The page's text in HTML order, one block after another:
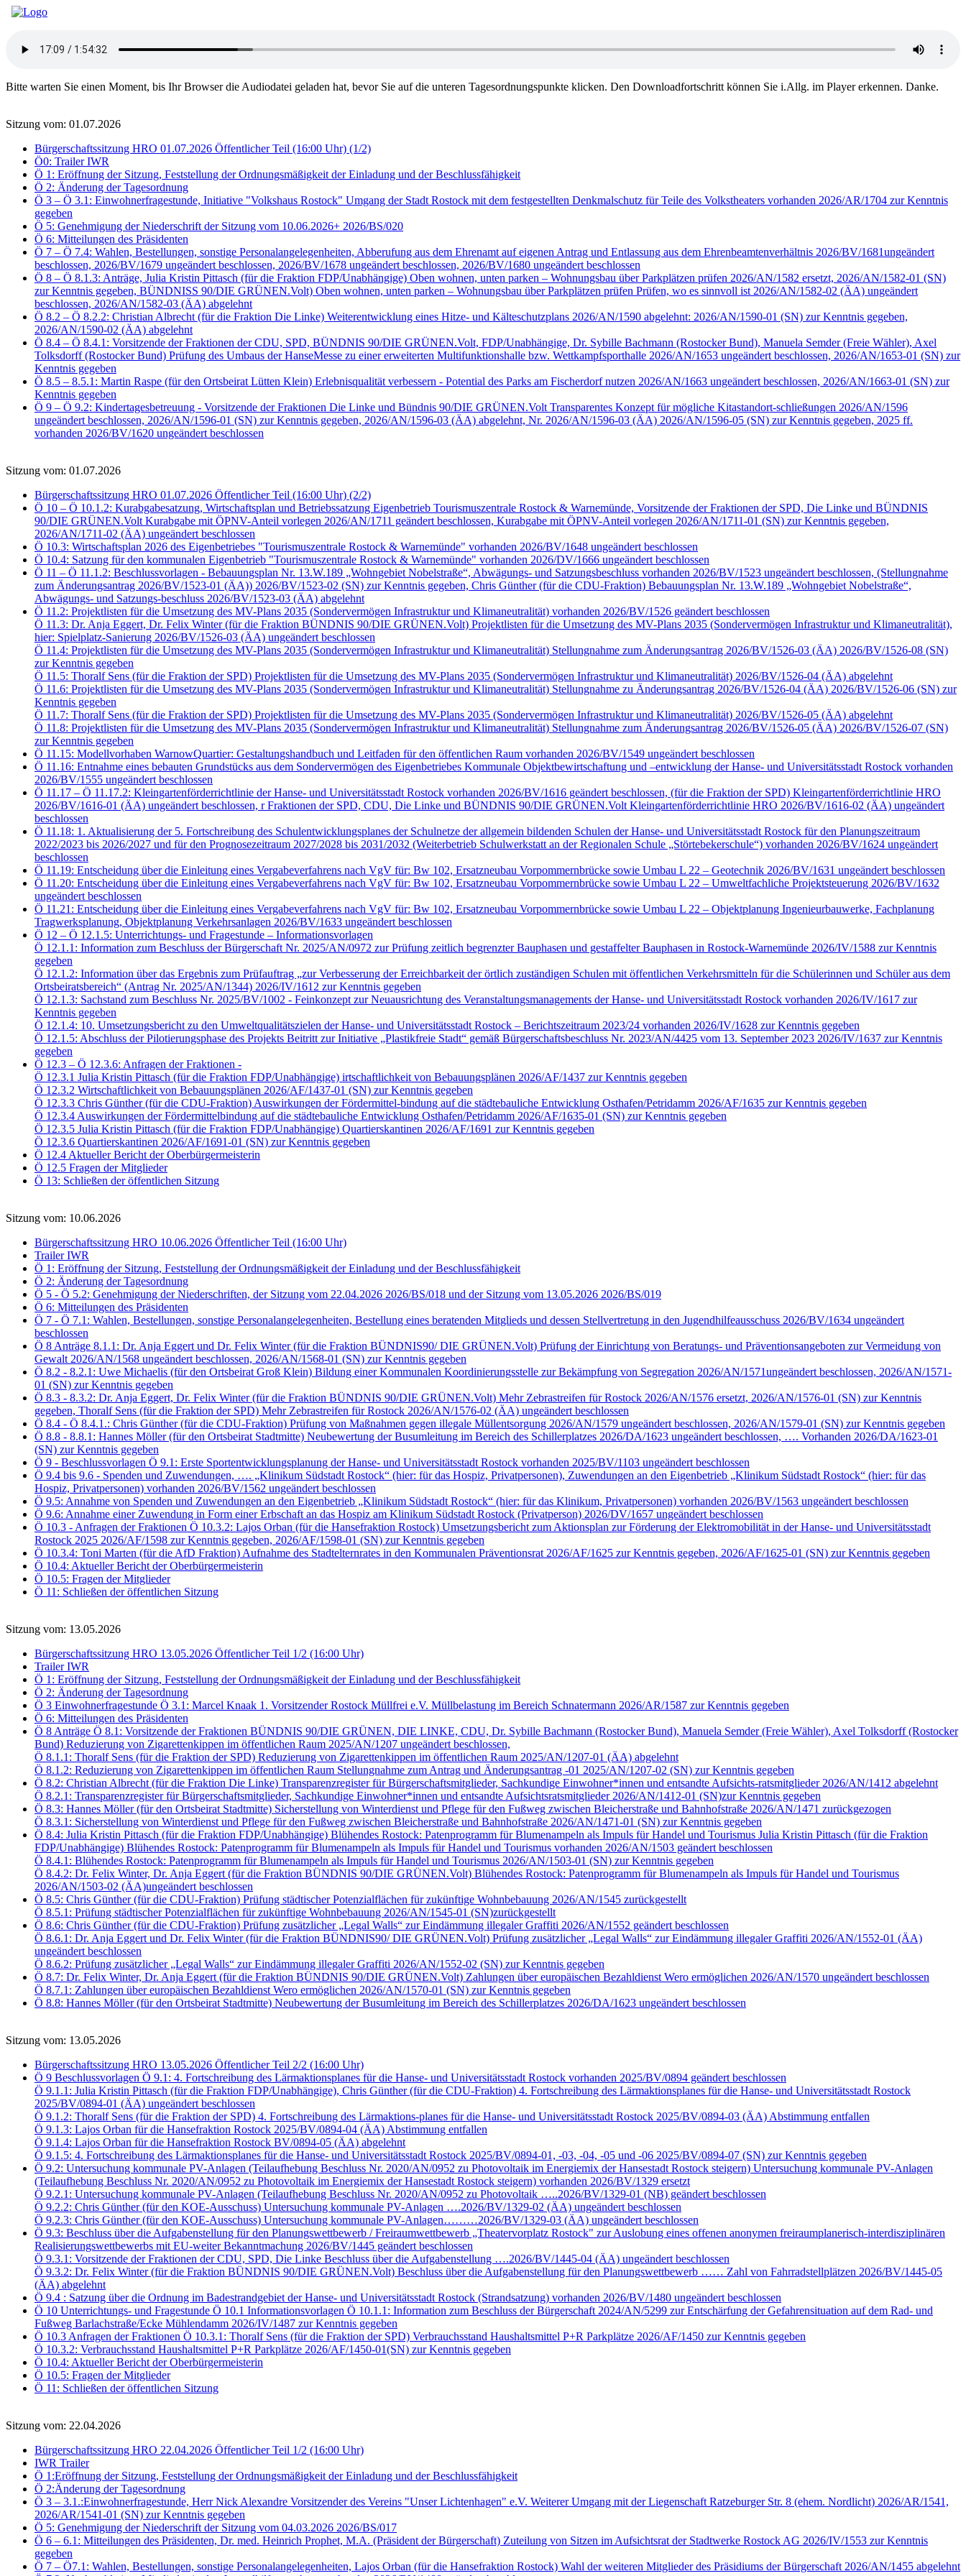
Bitte warten Sie einen Moment, bis Ihr Browser die Audiodatei geladen hat, bevor Sie auf die unteren Tagesordnungspunkte klicken. Den Downloadfortschritt können Sie i.Allg. im Player erkennen. Danke.
Sitzung vom: 01.07.2026
Bürgerschaftssitzung HRO 01.07.2026 Öffentlicher Teil (16:00 Uhr) (1/2)
Ö0: Trailer IWR
Ö 1: Eröffnung der Sitzung, Feststellung der Ordnungsmäßigkeit der Einladung und der Beschlussfähigkeit
Ö 2: Änderung der Tagesordnung
Ö 3 – Ö 3.1: Einwohnerfragestunde, Initiative "Volkshaus Rostock" Umgang der Stadt Rostock mit dem festgestellten Denkmalschutz für Teile des Volkstheaters vorhanden 2026/AR/1704 zur Kenntnis
gegeben
Ö 5: Genehmigung der Niederschrift der Sitzung vom 10.06.2026+ 2026/BS/020
Ö 6: Mitteilungen des Präsidenten
Ö 7 – Ö 7.4: Wahlen, Bestellungen, sonstige Personalangelegenheiten, Abberufung aus dem Ehrenamt auf eigenen Antrag und Entlassung aus dem Ehrenbeamtenverhältnis 2026/BV/1681ungeändert
beschlossen, 2026/BV/1679 ungeändert beschlossen, 2026/BV/1678 ungeändert beschlossen, 2026/BV/1680 ungeändert beschlossen
Ö 8 – Ö 8.1.3: Anträge, Julia Kristin Pittasch (für die Fraktion FDP/Unabhängige) Oben wohnen, unten parken – Wohnungsbau über Parkplätzen prüfen 2026/AN/1582 ersetzt, 2026/AN/1582-01 (SN)
zur Kenntnis gegeben, BÜNDNISS 90/DIE GRÜNEN.Volt) Oben wohnen, unten parken – Wohnungsbau über Parkplätzen prüfen Prüfen, wo es sinnvoll ist 2026/AN/1582-02 (ÄA) ungeändert
beschlossen, 2026/AN/1582-03 (ÄA) abgelehnt
Ö 8.2 – Ö 8.2.2: Christian Albrecht (für die Fraktion Die Linke) Weiterentwicklung eines Hitze- und Kälteschutzplans 2026/AN/1590 abgelehnt: 2026/AN/1590-01 (SN) zur Kenntnis gegeben,
2026/AN/1590-02 (ÄA) abgelehnt
Ö 8.4 – Ö 8.4.1: Vorsitzende der Fraktionen der CDU, SPD, BÜNDNIS 90/DIE GRÜNEN.Volt, FDP/Unabhängige, Dr. Sybille Bachmann (Rostocker Bund), Manuela Semder (Freie Wähler), Axel
Tolksdorff (Rostocker Bund) Prüfung des Umbaus der HanseMesse zu einer erweiterten Multifunktionshalle bzw. Wettkampfsporthalle 2026/AN/1653 ungeändert beschlossen, 2026/AN/1653-01 (SN) zur
Kenntnis gegeben
Ö 8.5 – 8.5.1: Martin Raspe (für den Ortsbeirat Lütten Klein) Erlebnisqualität verbessern - Potential des Parks am Fischerdorf nutzen 2026/AN/1663 ungeändert beschlossen, 2026/AN/1663-01 (SN) zur
Kenntnis gegeben
Ö 9 – Ö 9.2: Kindertagesbetreuung - Vorsitzende der Fraktionen Die Linke und Bündnis 90/DIE GRÜNEN.Volt Transparentes Konzept für mögliche Kitastandort-schließungen 2026/AN/1596
ungeändert beschlossen, 2026/AN/1596-01 (SN) zur Kenntnis gegeben, 2026/AN/1596-03 (ÄA) abgelehnt, Nr. 2026/AN/1596-03 (ÄA) 2026/AN/1596-05 (SN) zur Kenntnis gegeben, 2025 ff.
vorhanden 2026/BV/1620 ungeändert beschlossen
Sitzung vom: 01.07.2026
Bürgerschaftssitzung HRO 01.07.2026 Öffentlicher Teil (16:00 Uhr) (2/2)
Ö 10 – Ö 10.1.2: Kurabgabesatzung, Wirtschaftsplan und Betriebssatzung Eigenbetrieb Tourismuszentrale Rostock & Warnemünde, Vorsitzende der Fraktionen der SPD, Die Linke und BÜNDNIS
90/DIE GRÜNEN.Volt Kurabgabe mit ÖPNV-Anteil vorlegen 2026/AN/1711 geändert beschlossen, Kurabgabe mit ÖPNV-Anteil vorlegen 2026/AN/1711-01 (SN) zur Kenntnis gegeben,
2026/AN/1711-02 (ÄA) ungeändert beschlossen
Ö 10.3: Wirtschaftsplan 2026 des Eigenbetriebes "Tourismuszentrale Rostock & Warnemünde" vorhanden 2026/BV/1648 ungeändert beschlossen
Ö 10.4: Satzung für den kommunalen Eigenbetrieb "Tourismuszentrale Rostock & Warnemünde" vorhanden 2026/DV/1666 ungeändert beschlossen
Ö 11 – Ö 11.1.2: Beschlussvorlagen - Bebauungsplan Nr. 13.W.189 „Wohngebiet Nobelstraße“, Abwägungs- und Satzungsbeschluss vorhanden 2026/BV/1523 ungeändert beschlossen, (Stellungnahme
zum Änderungsantrag 2026/BV/1523-01 (ÄA)) 2026/BV/1523-02 (SN) zur Kenntnis gegeben, Chris Günther (für die CDU-Fraktion) Bebauungsplan Nr. 13.W.189 „Wohngebiet Nobelstraße“,
Abwägungs- und Satzungs-beschluss 2026/BV/1523-03 (ÄA) abgelehnt
Ö 11.2: Projektlisten für die Umsetzung des MV-Plans 2035 (Sondervermögen Infrastruktur und Klimaneutralität) vorhanden 2026/BV/1526 geändert beschlossen
Ö 11.3: Dr. Anja Eggert, Dr. Felix Winter (für die Fraktion BÜNDNIS 90/DIE GRÜNEN.Volt) Projektlisten für die Umsetzung des MV-Plans 2035 (Sondervermögen Infrastruktur und Klimaneutralität),
hier: Spielplatz-Sanierung 2026/BV/1526-03 (ÄA) ungeändert beschlossen
Ö 11.4: Projektlisten für die Umsetzung des MV-Plans 2035 (Sondervermögen Infrastruktur und Klimaneutralität) Stellungnahme zum Änderungsantrag 2026/BV/1526-03 (ÄA) 2026/BV/1526-08 (SN)
zur Kenntnis gegeben
Ö 11.5: Thoralf Sens (für die Fraktion der SPD) Projektlisten für die Umsetzung des MV-Plans 2035 (Sondervermögen Infrastruktur und Klimaneutralität) 2026/BV/1526-04 (ÄA) abgelehnt
Ö 11.6: Projektlisten für die Umsetzung des MV-Plans 2035 (Sondervermögen Infrastruktur und Klimaneutralität) Stellungnahme zu Änderungsantrag 2026/BV/1526-04 (ÄA) 2026/BV/1526-06 (SN) zur
Kenntnis gegeben
Ö 11.7: Thoralf Sens (für die Fraktion der SPD) Projektlisten für die Umsetzung des MV-Plans 2035 (Sondervermögen Infrastruktur und Klimaneutralität) 2026/BV/1526-05 (ÄA) abgelehnt
Ö 11.8: Projektlisten für die Umsetzung des MV-Plans 2035 (Sondervermögen Infrastruktur und Klimaneutralität) Stellungnahme zum Änderungsantrag 2026/BV/1526-05 (ÄA) 2026/BV/1526-07 (SN)
zur Kenntnis gegeben
Ö 11.15: Modellvorhaben WarnowQuartier: Gestaltungshandbuch und Leitfaden für den öffentlichen Raum vorhanden 2026/BV/1549 ungeändert beschlossen
Ö 11.16: Entnahme eines bebauten Grundstücks aus dem Sondervermögen des Eigenbetriebes Kommunale Objektbewirtschaftung und –entwicklung der Hanse- und Universitätsstadt Rostock vorhanden
2026/BV/1555 ungeändert beschlossen
Ö 11.17 – Ö 11.17.2: Kleingartenförderrichtlinie der Hanse- und Universitätsstadt Rostock vorhanden 2026/BV/1616 geändert beschlossen, (für die Fraktion der SPD) Kleingartenförderrichtlinie HRO
2026/BV/1616-01 (ÄA) ungeändert beschlossen, r Fraktionen der SPD, CDU, Die Linke und BÜNDNIS 90/DIE GRÜNEN.Volt Kleingartenförderrichtlinie HRO 2026/BV/1616-02 (ÄA) ungeändert
beschlossen
Ö 11.18: 1. Aktualisierung der 5. Fortschreibung des Schulentwicklungsplanes der Schulnetze der allgemein bildenden Schulen der Hanse- und Universitätsstadt Rostock für den Planungszeitraum
2022/2023 bis 2026/2027 und für den Prognosezeitraum 2027/2028 bis 2031/2032 (Weiterbetrieb Schulwerkstatt an der Regionalen Schule „Störtebekerschule“) vorhanden 2026/BV/1624 ungeändert
beschlossen
Ö 11.19: Entscheidung über die Einleitung eines Vergabeverfahrens nach VgV für: Bw 102, Ersatzneubau Vorpommernbrücke sowie Umbau L 22 – Geotechnik 2026/BV/1631 ungeändert beschlossen
Ö 11.20: Entscheidung über die Einleitung eines Vergabeverfahrens nach VgV für: Bw 102, Ersatzneubau Vorpommernbrücke sowie Umbau L 22 – Umweltfachliche Projektsteuerung 2026/BV/1632
ungeändert beschlossen
Ö 11.21: Entscheidung über die Einleitung eines Vergabeverfahrens nach VgV für: Bw 102, Ersatzneubau Vorpommernbrücke sowie Umbau L 22 – Objektplanung Ingenieurbauwerke, Fachplanung
Tragwerksplanung, Objektplanung Verkehrsanlagen 2026/BV/1633 ungeändert beschlossen
Ö 12 – Ö 12.1.5: Unterrichtungs- und Fragestunde – Informationsvorlagen
Ö 12.1.1: Information zum Beschluss der Bürgerschaft Nr. 2025/AN/0972 zur Prüfung zeitlich begrenzter Bauphasen und gestaffelter Bauphasen in Rostock-Warnemünde 2026/IV/1588 zur Kenntnis
gegeben
Ö 12.1.2: Information über das Ergebnis zum Prüfauftrag „zur Verbesserung der Erreichbarkeit der örtlich zuständigen Schulen mit öffentlichen Verkehrsmitteln für die Schülerinnen und Schüler aus dem
Ortsbeiratsbereich“ (Antrag Nr. 2025/AN/1344) 2026/IV/1612 zur Kenntnis gegeben
Ö 12.1.3: Sachstand zum Beschluss Nr. 2025/BV/1002 - Feinkonzept zur Neuausrichtung des Veranstaltungsmanagements der Hanse- und Universitätsstadt Rostock vorhanden 2026/IV/1617 zur
Kenntnis gegeben
Ö 12.1.4: 10. Umsetzungsbericht zu den Umweltqualitätszielen der Hanse- und Universitätsstadt Rostock – Berichtszeitraum 2023/24 vorhanden 2026/IV/1628 zur Kenntnis gegeben
Ö 12.1.5: Abschluss der Pilotierungsphase des Projekts Beitritt zur Initiative „Plastikfreie Stadt“ gemäß Bürgerschaftsbeschluss Nr. 2023/AN/4425 vom 13. September 2023 2026/IV/1637 zur Kenntnis
gegeben
Ö 12.3 – Ö 12.3.6: Anfragen der Fraktionen -
Ö 12.3.1 Julia Kristin Pittasch (für die Fraktion FDP/Unabhängige) irtschaftlichkeit von Bebauungsplänen 2026/AF/1437 zur Kenntnis gegeben
Ö 12.3.2 Wirtschaftlichkeit von Bebauungsplänen 2026/AF/1437-01 (SN) zur Kenntnis gegeben
Ö 12.3.3 Chris Günther (für die CDU-Fraktion) Auswirkungen der Fördermittel-bindung auf die städtebauliche Entwicklung Osthafen/Petridamm 2026/AF/1635 zur Kenntnis gegeben
Ö 12.3.4 Auswirkungen der Fördermittelbindung auf die städtebauliche Entwicklung Osthafen/Petridamm 2026/AF/1635-01 (SN) zur Kenntnis gegeben
Ö 12.3.5 Julia Kristin Pittasch (für die Fraktion FDP/Unabhängige) Quartierskantinen 2026/AF/1691 zur Kenntnis gegeben
Ö 12.3.6 Quartierskantinen 2026/AF/1691-01 (SN) zur Kenntnis gegeben
Ö 12.4 Aktueller Bericht der Oberbürgermeisterin
Ö 12.5 Fragen der Mitglieder
Ö 13: Schließen der öffentlichen Sitzung
Sitzung vom: 10.06.2026
Bürgerschaftssitzung HRO 10.06.2026 Öffentlicher Teil (16:00 Uhr)
Trailer IWR
Ö 1: Eröffnung der Sitzung, Feststellung der Ordnungsmäßigkeit der Einladung und der Beschlussfähigkeit
Ö 2: Änderung der Tagesordnung
Ö 5 - Ö 5.2: Genehmigung der Niederschriften, der Sitzung vom 22.04.2026 2026/BS/018 und der Sitzung vom 13.05.2026 2026/BS/019
Ö 6: Mitteilungen des Präsidenten
Ö 7 - Ö 7.1: Wahlen, Bestellungen, sonstige Personalangelegenheiten, Bestellung eines beratenden Mitglieds und dessen Stellvertretung in den Jugendhilfeausschuss 2026/BV/1634 ungeändert
beschlossen
Ö 8 Anträge 8.1.1: Dr. Anja Eggert und Dr. Felix Winter (für die Fraktion BÜNDNIS90/ DIE GRÜNEN.Volt) Prüfung der Einrichtung von Beratungs- und Präventionsangeboten zur Vermeidung von
Gewalt 2026/AN/1568 ungeändert beschlossen, 2026/AN/1568-01 (SN) zur Kenntnis gegeben
Ö 8.2 - 8.2.1: Uwe Michaelis (für den Ortsbeirat Groß Klein) Bildung einer Kommunalen Koordinierungsstelle zur Bekämpfung von Segregation 2026/AN/1571ungeändert beschlossen, 2026/AN/1571-
01 (SN) zur Kenntnis gegeben
Ö 8.3 - 8.3.2: Dr. Anja Eggert, Dr. Felix Winter (für die Fraktion BÜNDNIS 90/DIE GRÜNEN.Volt) Mehr Zebrastreifen für Rostock 2026/AN/1576 ersetzt, 2026/AN/1576-01 (SN) zur Kenntnis
gegeben, Thoralf Sens (für die Fraktion der SPD) Mehr Zebrastreifen für Rostock 2026/AN/1576-02 (ÄA) ungeändert beschlossen
Ö 8.4 - Ö 8.4.1.: Chris Günther (für die CDU-Fraktion) Prüfung von Maßnahmen gegen illegale Müllentsorgung 2026/AN/1579 ungeändert beschlossen, 2026/AN/1579-01 (SN) zur Kenntnis gegeben
Ö 8.8 - 8.8.1: Hannes Möller (für den Ortsbeirat Stadtmitte) Neubewertung der Busumleitung im Bereich des Schillerplatzes 2026/DA/1623 ungeändert beschlossen, …. Vorhanden 2026/DA/1623-01
(SN) zur Kenntnis gegeben
Ö 9 - Beschlussvorlagen Ö 9.1: Erste Sportentwicklungsplanung der Hanse- und Universitätsstadt Rostock vorhanden 2025/BV/1103 ungeändert beschlossen
Ö 9.4 bis 9.6 - Spenden und Zuwendungen, …. „Klinikum Südstadt Rostock“ (hier: für das Hospiz, Privatpersonen), Zuwendungen an den Eigenbetrieb „Klinikum Südstadt Rostock“ (hier: für das
Hospiz, Privatpersonen) vorhanden 2026/BV/1562 ungeändert beschlossen
Ö 9.5: Annahme von Spenden und Zuwendungen an den Eigenbetrieb „Klinikum Südstadt Rostock“ (hier: für das Klinikum, Privatpersonen) vorhanden 2026/BV/1563 ungeändert beschlossen
Ö 9.6: Annahme einer Zuwendung in Form einer Erbschaft an das Hospiz am Klinikum Südstadt Rostock (Privatperson) 2026/DV/1657 ungeändert beschlossen
Ö 10.3 - Anfragen der Fraktionen Ö 10.3.2: Lajos Orban (für die Hansefraktion Rostock) Umsetzungsbericht zum Aktionsplan zur Förderung der Elektromobilität in der Hanse- und Universitätsstadt
Rostock 2025 2026/AF/1598 zur Kenntnis gegeben, 2026/AF/1598-01 (SN) zur Kenntnis gegeben
Ö 10.3.4: Toni Marten (für die AfD Fraktion) Aufnahme des Stadtelternrates in den Kommunalen Präventionsrat 2026/AF/1625 zur Kenntnis gegeben, 2026/AF/1625-01 (SN) zur Kenntnis gegeben
Ö 10.4: Aktueller Bericht der Oberbürgermeisterin
Ö 10.5: Fragen der Mitglieder
Ö 11: Schließen der öffentlichen Sitzung
Sitzung vom: 13.05.2026
Bürgerschaftssitzung HRO 13.05.2026 Öffentlicher Teil 1/2 (16:00 Uhr)
Trailer IWR
Ö 1: Eröffnung der Sitzung, Feststellung der Ordnungsmäßigkeit der Einladung und der Beschlussfähigkeit
Ö 2: Änderung der Tagesordnung
Ö 3 Einwohnerfragestunde Ö 3.1: Marcel Knaak 1. Vorsitzender Rostock Müllfrei e.V. Müllbelastung im Bereich Schnatermann 2026/AR/1587 zur Kenntnis gegeben
Ö 6: Mitteilungen des Präsidenten
Ö 8 Anträge Ö 8.1: Vorsitzende der Fraktionen BÜNDNIS 90/DIE GRÜNEN, DIE LINKE, CDU, Dr. Sybille Bachmann (Rostocker Bund), Manuela Semder (Freie Wähler), Axel Tolksdorff (Rostocker
Bund) Reduzierung von Zigarettenkippen im öffentlichen Raum 2025/AN/1207 ungeändert beschlossen,
Ö 8.1.1: Thoralf Sens (für die Fraktion der SPD) Reduzierung von Zigarettenkippen im öffentlichen Raum 2025/AN/1207-01 (ÄA) abgelehnt
Ö 8.1.2: Reduzierung von Zigarettenkippen im öffentlichen Raum Stellungnahme zum Antrag und Änderungsantrag -01 2025/AN/1207-02 (SN) zur Kenntnis gegeben
Ö 8.2: Christian Albrecht (für die Fraktion Die Linke) Transparenzregister für Bürgerschaftsmitglieder, Sachkundige Einwohner*innen und entsandte Aufsichts-ratsmitglieder 2026/AN/1412 abgelehnt
Ö 8.2.1: Transparenzregister für Bürgerschaftsmitglieder, Sachkundige Einwohner*innen und entsandte Aufsichtsratsmitglieder 2026/AN/1412-01 (SN)zur Kenntnis gegeben
Ö 8.3: Hannes Möller (für den Ortsbeirat Stadtmitte) Sicherstellung von Winterdienst und Pflege für den Fußweg zwischen Bleicherstraße und Bahnhofstraße 2026/AN/1471 zurückgezogen
Ö 8.3.1: Sicherstellung von Winterdienst und Pflege für den Fußweg zwischen Bleicherstraße und Bahnhofstraße 2026/AN/1471-01 (SN) zur Kenntnis gegeben
Ö 8.4: Julia Kristin Pittasch (für die Fraktion FDP/Unabhängige) Blühendes Rostock: Patenprogramm für Blumenampeln als Impuls für Handel und Tourismus Julia Kristin Pittasch (für die Fraktion
FDP/Unabhängige) Blühendes Rostock: Patenprogramm für Blumenampeln als Impuls für Handel und Tourismus vorhanden 2026/AN/1503 geändert beschlossen
Ö 8.4.1: Blühendes Rostock: Patenprogramm für Blumenampeln als Impuls für Handel und Tourismus 2026/AN/1503-01 (SN) zur Kenntnis gegeben
Ö 8.4.2: Dr. Felix Winter, Dr. Anja Eggert (für die Fraktion BÜNDNIS 90/DIE GRÜNEN.Volt) Blühendes Rostock: Patenprogramm für Blumenampeln als Impuls für Handel und Tourismus
2026/AN/1503-02 (ÄA)ungeändert beschlossen
Ö 8.5: Chris Günther (für die CDU-Fraktion) Prüfung städtischer Potenzialflächen für zukünftige Wohnbebauung 2026/AN/1545 zurückgestellt
Ö 8.5.1: Prüfung städtischer Potenzialflächen für zukünftige Wohnbebauung 2026/AN/1545-01 (SN)zurückgestellt
Ö 8.6: Chris Günther (für die CDU-Fraktion) Prüfung zusätzlicher „Legal Walls“ zur Eindämmung illegaler Graffiti 2026/AN/1552 geändert beschlossen
Ö 8.6.1: Dr. Anja Eggert und Dr. Felix Winter (für die Fraktion BÜNDNIS90/ DIE GRÜNEN.Volt) Prüfung zusätzlicher „Legal Walls“ zur Eindämmung illegaler Graffiti 2026/AN/1552-01 (ÄA)
ungeändert beschlossen
Ö 8.6.2: Prüfung zusätzlicher „Legal Walls“ zur Eindämmung illegaler Graffiti 2026/AN/1552-02 (SN) zur Kenntnis gegeben
Ö 8.7: Dr. Felix Winter, Dr. Anja Eggert (für die Fraktion BÜNDNIS 90/DIE GRÜNEN.Volt) Zahlungen über europäischen Bezahldienst Wero ermöglichen 2026/AN/1570 ungeändert beschlossen
Ö 8.7.1: Zahlungen über europäischen Bezahldienst Wero ermöglichen 2026/AN/1570-01 (SN) zur Kenntnis gegeben
Ö 8.8: Hannes Möller (für den Ortsbeirat Stadtmitte) Neubewertung der Busumleitung im Bereich des Schillerplatzes 2026/DA/1623 ungeändert beschlossen
Sitzung vom: 13.05.2026
Bürgerschaftssitzung HRO 13.05.2026 Öffentlicher Teil 2/2 (16:00 Uhr)
Ö 9 Beschlussvorlagen Ö 9.1: 4. Fortschreibung des Lärmaktionsplanes für die Hanse- und Universitätsstadt Rostock vorhanden 2025/BV/0894 geändert beschlossen
Ö 9.1.1: Julia Kristin Pittasch (für die Fraktion FDP/Unabhängige), Chris Günther (für die CDU-Fraktion) 4. Fortschreibung des Lärmaktionsplanes für die Hanse- und Universitätsstadt Rostock
2025/BV/0894-01 (ÄA) ungeändert beschlossen
Ö 9.1.2: Thoralf Sens (für die Fraktion der SPD) 4. Fortschreibung des Lärmaktions-planes für die Hanse- und Universitätsstadt Rostock 2025/BV/0894-03 (ÄA) Abstimmung entfallen
Ö 9.1.3: Lajos Orban für die Hansefraktion Rostock 2025/BV/0894-04 (ÄA) Abstimmung entfallen
Ö 9.1.4: Lajos Orban für die Hansefraktion Rostock BV/0894-05 (ÄA) abgelehnt
Ö 9.1.5: 4. Fortschreibung des Lärmaktionsplanes für die Hanse- und Universitätsstadt Rostock 2025/BV/0894-01, -03, -04, -05 und -06 2025/BV/0894-07 (SN) zur Kenntnis gegeben
Ö 9.2: Untersuchung kommunale PV-Anlagen (Teilaufhebung Beschluss Nr. 2020/AN/0952 zu Photovoltaik im Energiemix der Hansestadt Rostock steigern) Untersuchung kommunale PV-Anlagen
(Teilaufhebung Beschluss Nr. 2020/AN/0952 zu Photovoltaik im Energiemix der Hansestadt Rostock steigern) vorhanden 2026/BV/1329 ersetzt
Ö 9.2.1: Untersuchung kommunale PV-Anlagen (Teilaufhebung Beschluss Nr. 2020/AN/0952 zu Photovoltaik …..2026/BV/1329-01 (NB) geändert beschlossen
Ö 9.2.2: Chris Günther (für den KOE-Ausschuss) Untersuchung kommunale PV-Anlagen ….2026/BV/1329-02 (ÄA) ungeändert beschlossen
Ö 9.2.3: Chris Günther (für den KOE-Ausschuss) Untersuchung kommunale PV-Anlagen………2026/BV/1329-03 (ÄA) ungeändert beschlossen
Ö 9.3: Beschluss über die Aufgabenstellung für den Planungswettbewerb / Freiraumwettbewerb „Theatervorplatz Rostock" zur Auslobung eines offenen anonymen freiraumplanerisch-interdisziplinären
Realisierungswettbewerbs mit EU-weiter Bekanntmachung 2026/BV/1445 geändert beschlossen
Ö 9.3.1: Vorsitzende der Fraktionen der CDU, SPD, Die Linke Beschluss über die Aufgabenstellung ….2026/BV/1445-04 (ÄA) ungeändert beschlossen
Ö 9.3.2: Dr. Felix Winter (für die Fraktion BÜNDNIS 90/DIE GRÜNEN.Volt) Beschluss über die Aufgabenstellung für den Planungswettbewerb …… Zahl von Fahrradstellplätzen 2026/BV/1445-05
(ÄA) abgelehnt
Ö 9.4 : Satzung über die Ordnung im Badestrandgebiet der Hanse- und Universitätsstadt Rostock (Strandsatzung) vorhanden 2026/BV/1480 ungeändert beschlossen
Ö 10 Unterrichtungs- und Fragestunde Ö 10.1 Informationsvorlagen Ö 10.1.1: Information zum Beschluss der Bürgerschaft 2024/AN/5299 zur Entschärfung der Gefahrensituation auf dem Rad- und
Fußweg Barlachstraße/Ecke Mühlendamm 2026/IV/1487 zur Kenntnis gegeben
Ö 10.3 Anfragen der Fraktionen Ö 10.3.1: Thoralf Sens (für die Fraktion der SPD) Verbrauchsstand Haushaltsmittel P+R Parkplätze 2026/AF/1450 zur Kenntnis gegeben
Ö 10.3.2: Verbrauchsstand Haushaltsmittel P+R Parkplätze 2026/AF/1450-01(SN) zur Kenntnis gegeben
Ö 10.4: Aktueller Bericht der Oberbürgermeisterin
Ö 10.5: Fragen der Mitglieder
Ö 11: Schließen der öffentlichen Sitzung
Sitzung vom: 22.04.2026
Bürgerschaftssitzung HRO 22.04.2026 Öffentlicher Teil 1/2 (16:00 Uhr)
IWR Trailer
Ö 1:Eröffnung der Sitzung, Feststellung der Ordnungsmäßigkeit der Einladung und der Beschlussfähigkeit
Ö 2:Änderung der Tagesordnung
Ö 3 – 3.1.:Einwohnerfragestunde, Herr Nick Alexandre Vorsitzender des Vereins "Unser Lichtenhagen" e.V. Weiterer Umgang mit der Liegenschaft Ratzeburger Str. 8 (ehem. Nordlicht) 2026/AR/1541,
2026/AR/1541-01 (SN) zur Kenntnis gegeben
Ö 5: Genehmigung der Niederschrift der Sitzung vom 04.03.2026 2026/BS/017
Ö 6 – 6.1: Mitteilungen des Präsidenten, Dr. med. Heinrich Prophet, M.A. (Präsident der Bürgerschaft) Zuteilung von Sitzen im Aufsichtsrat der Stadtwerke Rostock AG 2026/IV/1553 zur Kenntnis
gegeben
Ö 7 – Ö7.1: Wahlen, Bestellungen, sonstige Personalangelegenheiten, Lajos Orban (für die Hansefraktion Rostock) Wahl der weiteren Mitglieder des Präsidiums der Bürgerschaft 2026/AN/1455 abgelehnt